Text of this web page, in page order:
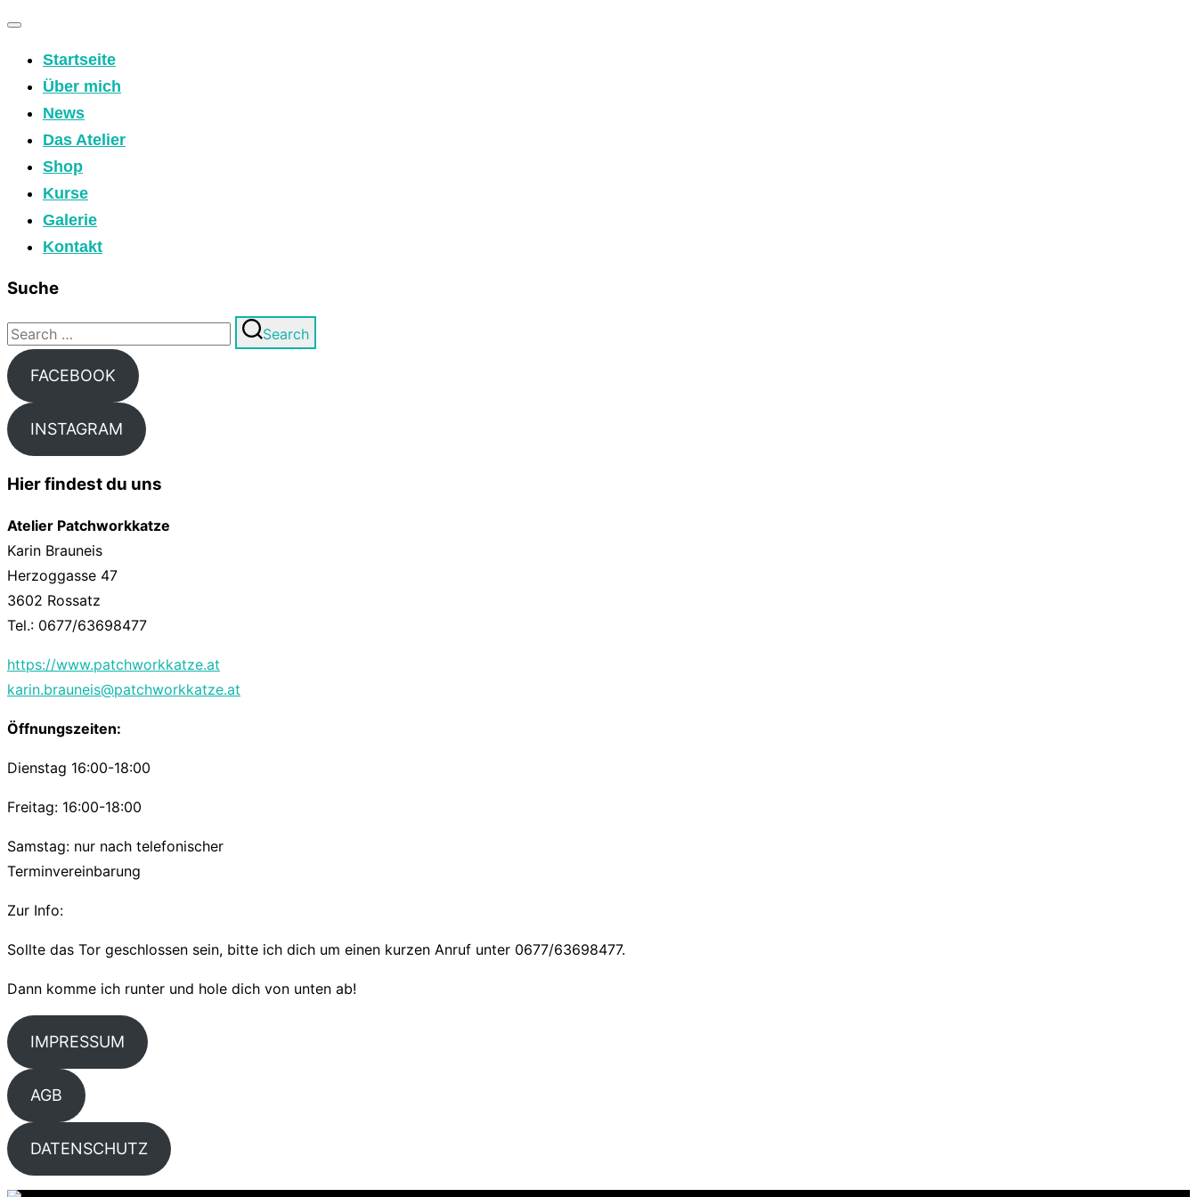
navigation
Startseite
Über mich
News
Das Atelier
Shop
Kurse
Galerie
Kontakt
Suche
Search
for:
Search
FACEBOOK
INSTAGRAM
Hier findest du uns
Atelier Patchworkkatze
Karin Brauneis
Herzoggasse 47
3602 Rossatz
Tel.: 0677/63698477
https://www.patchworkkatze.at
karin.brauneis@patchworkkatze.at
Öffnungszeiten:
Dienstag 16:00-18:00
Freitag: 16:00-18:00
Samstag: nur nach telefonischer
Terminvereinbarung
Zur Info:
Sollte das Tor geschlossen sein, bitte ich dich um einen kurzen Anruf unter 0677/63698477.
Dann komme ich runter und hole dich von unten ab!
IMPRESSUM
AGB
DATENSCHUTZ